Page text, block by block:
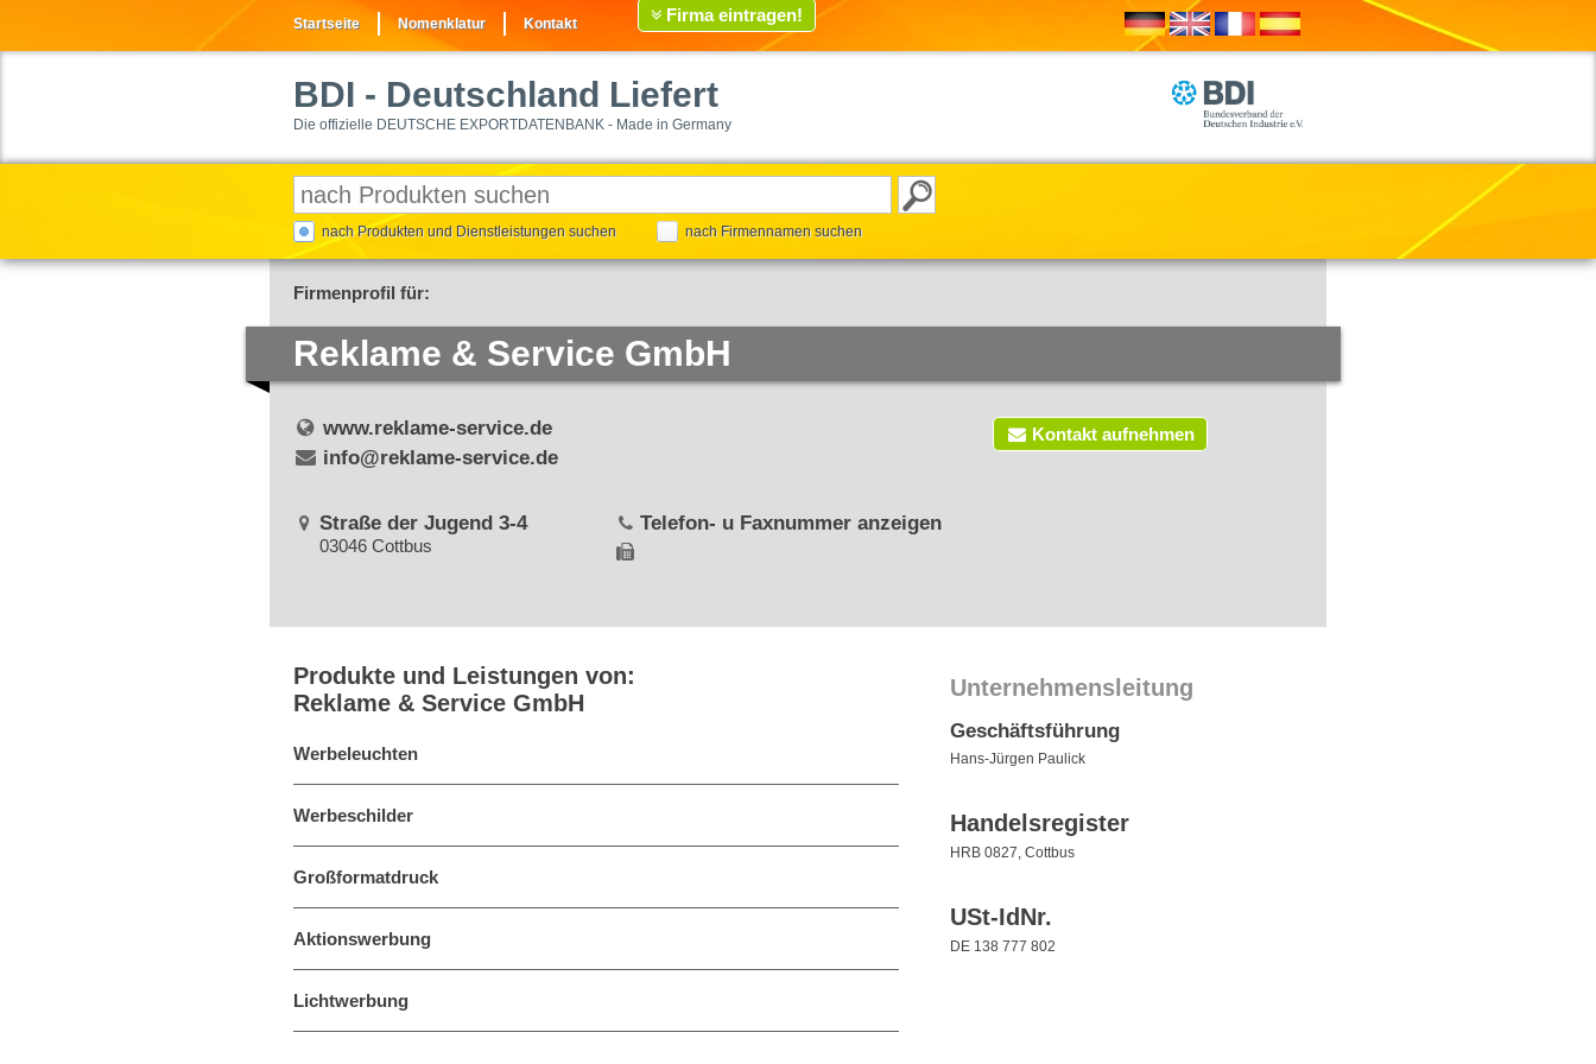
Startseite Nomenklatur Kontakt Firma eintragen!
BDI - Deutschland Liefert
Die offizielle DEUTSCHE EXPORTDATENBANK - Made in Germany
nach Produkten und Dienstleistungen suchen nach Firmennamen suchen
Firmenprofil für:
Reklame & Service GmbH
Kontakt aufnehmen
www.reklame-service.de
info@reklame-service.de
Straße der Jugend 3-4
03046 Cottbus
Telefon- u Faxnummer anzeigen
Produkte und Leistungen von:
Reklame & Service GmbH
Werbeleuchten
Werbeschilder
Großformatdruck
Aktionswerbung
Lichtwerbung
Unternehmensleitung
Geschäftsführung
Hans-Jürgen Paulick
Handelsregister
HRB 0827, Cottbus
USt-IdNr.
DE 138 777 802